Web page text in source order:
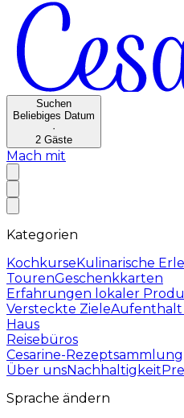
Suchen
Beliebiges Datum
·
2 Gäste
Mach mit
Kategorien
KochkurseKulinarische
TourenGeschenkkarten
Erfahrungen lokaler
Versteckte ZieleAufenthalt
Haus
Reisebüros
Cesarine-Rezeptsammlung
Über unsNachhaltigkeit
Sprache ändern